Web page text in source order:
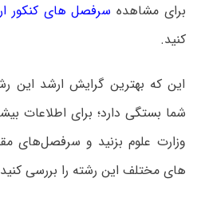
برای مشاهده سرفصل های کنکور
کنید.
این که بهترین گرایش ارشد این
شما بستگی دارد؛ برای اطلاعات
وزارت علوم بزنید و سرفصل‌های
های مختلف این رشته را بررسی